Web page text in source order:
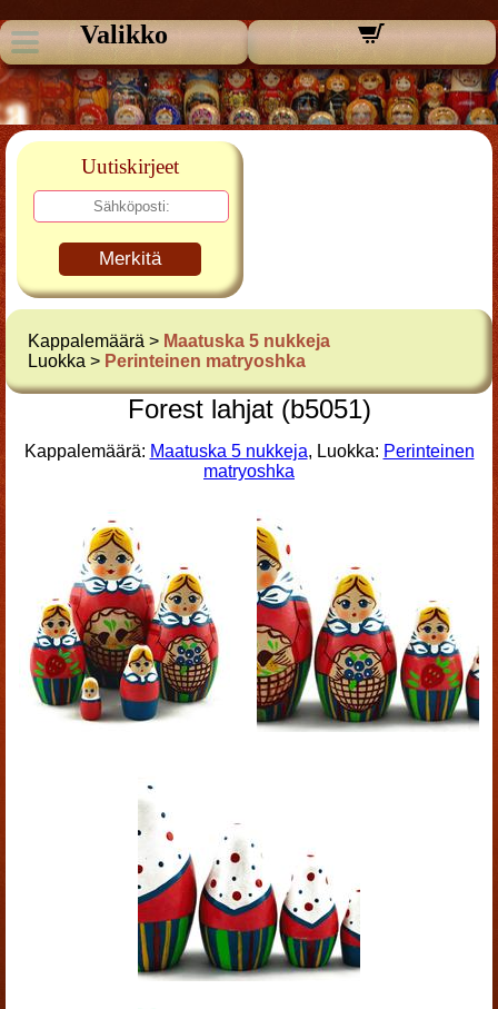
Valikko
Uutiskirjeet
Merkitä
Kappalemäärä > Maatuska 5 nukkeja
Luokka > Perinteinen matryoshka
Forest lahjat (b5051)
Kappalemäärä: Maatuska 5 nukkeja, Luokka: Perinteinen
matryoshka